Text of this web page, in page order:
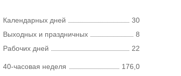
Календарных дней
30
Выходных и праздничных
8
Рабочих дней
22
40-часовая неделя
176,0